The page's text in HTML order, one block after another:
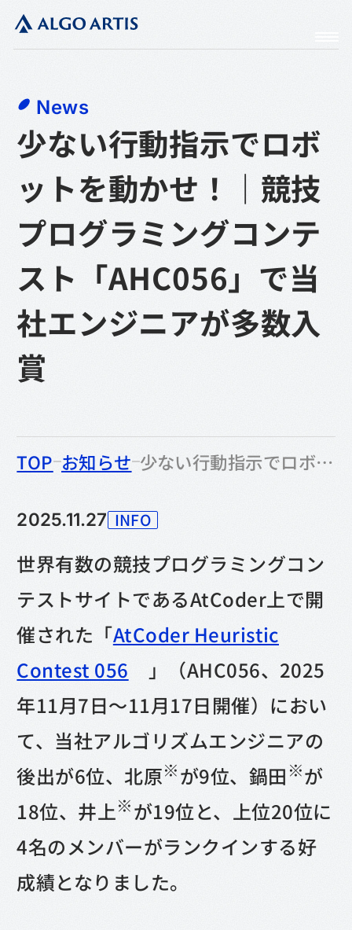
News
少ない行動指示でロボ
ットを動かせ！｜競技
プログラミングコンテ
スト「AHC056」で当
社エンジニアが多数入
賞
TOP お知らせのなかの 少ない行動指示でロボットを動かせ！｜競技プログラミングコンテスト「AHC056」で当社エンジニアが多数入賞
2025.11.27
カテゴリー
INFO
世界有数の競技プログラミングコン
テストサイトであるAtCoder上で開
催された「AtCoder Heuristic
Contest 056
」（AHC056、2025
年11月7日〜11月17日開催）におい
て、当社アルゴリズムエンジニアの
後出が6位、北原※が9位、鍋田 ※が
18位、井上※が19位と、上位20位に
4名のメンバーがランクインする好
成績となりました。